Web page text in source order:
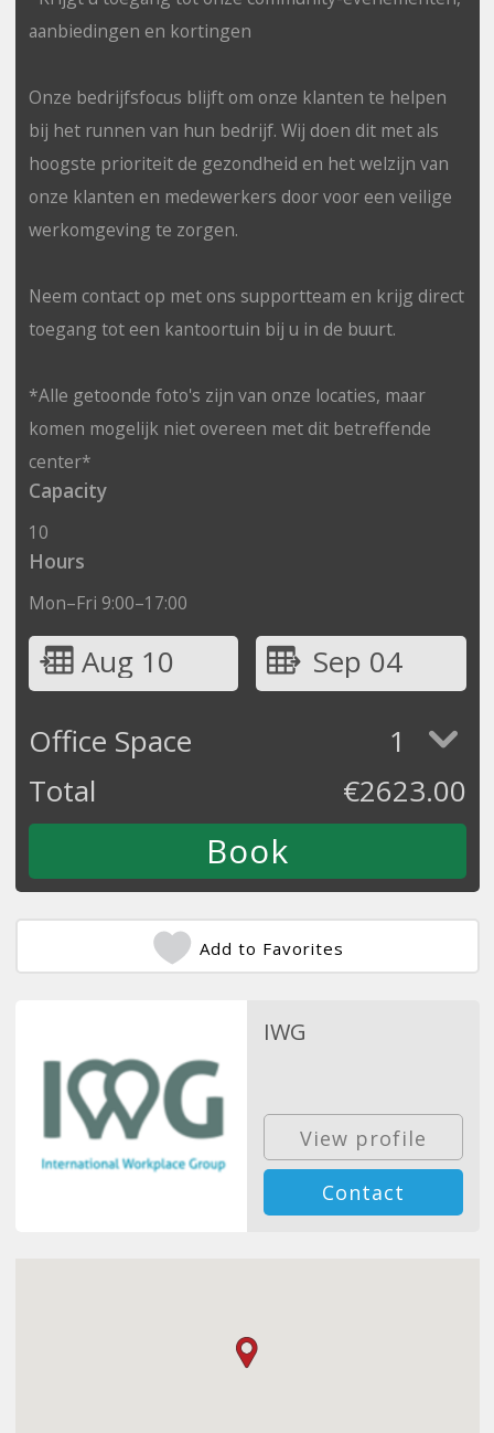
aanbiedingen en kortingen
Onze bedrijfsfocus blijft om onze klanten te helpen
bij het runnen van hun bedrijf. Wij doen dit met als
hoogste prioriteit de gezondheid en het welzijn van
onze klanten en medewerkers door voor een veilige
werkomgeving te zorgen.
Neem contact op met ons supportteam en krijg direct
toegang tot een kantoortuin bij u in de buurt.
*Alle getoonde foto's zijn van onze locaties, maar
komen mogelijk niet overeen met dit betreffende
center*
Capacity
10
Hours
Mon–Fri 9:00–17:00
Aug 10
Sep 04
Office Space
1
Total
€2623.00
Add to Favorites
IWG
View profile
Contact